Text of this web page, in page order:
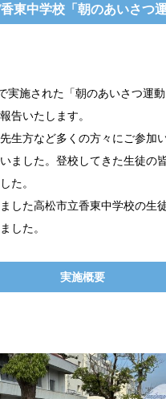
東中学校「朝のあいさつ運
実施された「朝のあいさつ運
告いたします。
生方など多くの方々にご参加
ました。登校してきた生徒の
た。
した高松市立香東中学校の生
した。
実施概要